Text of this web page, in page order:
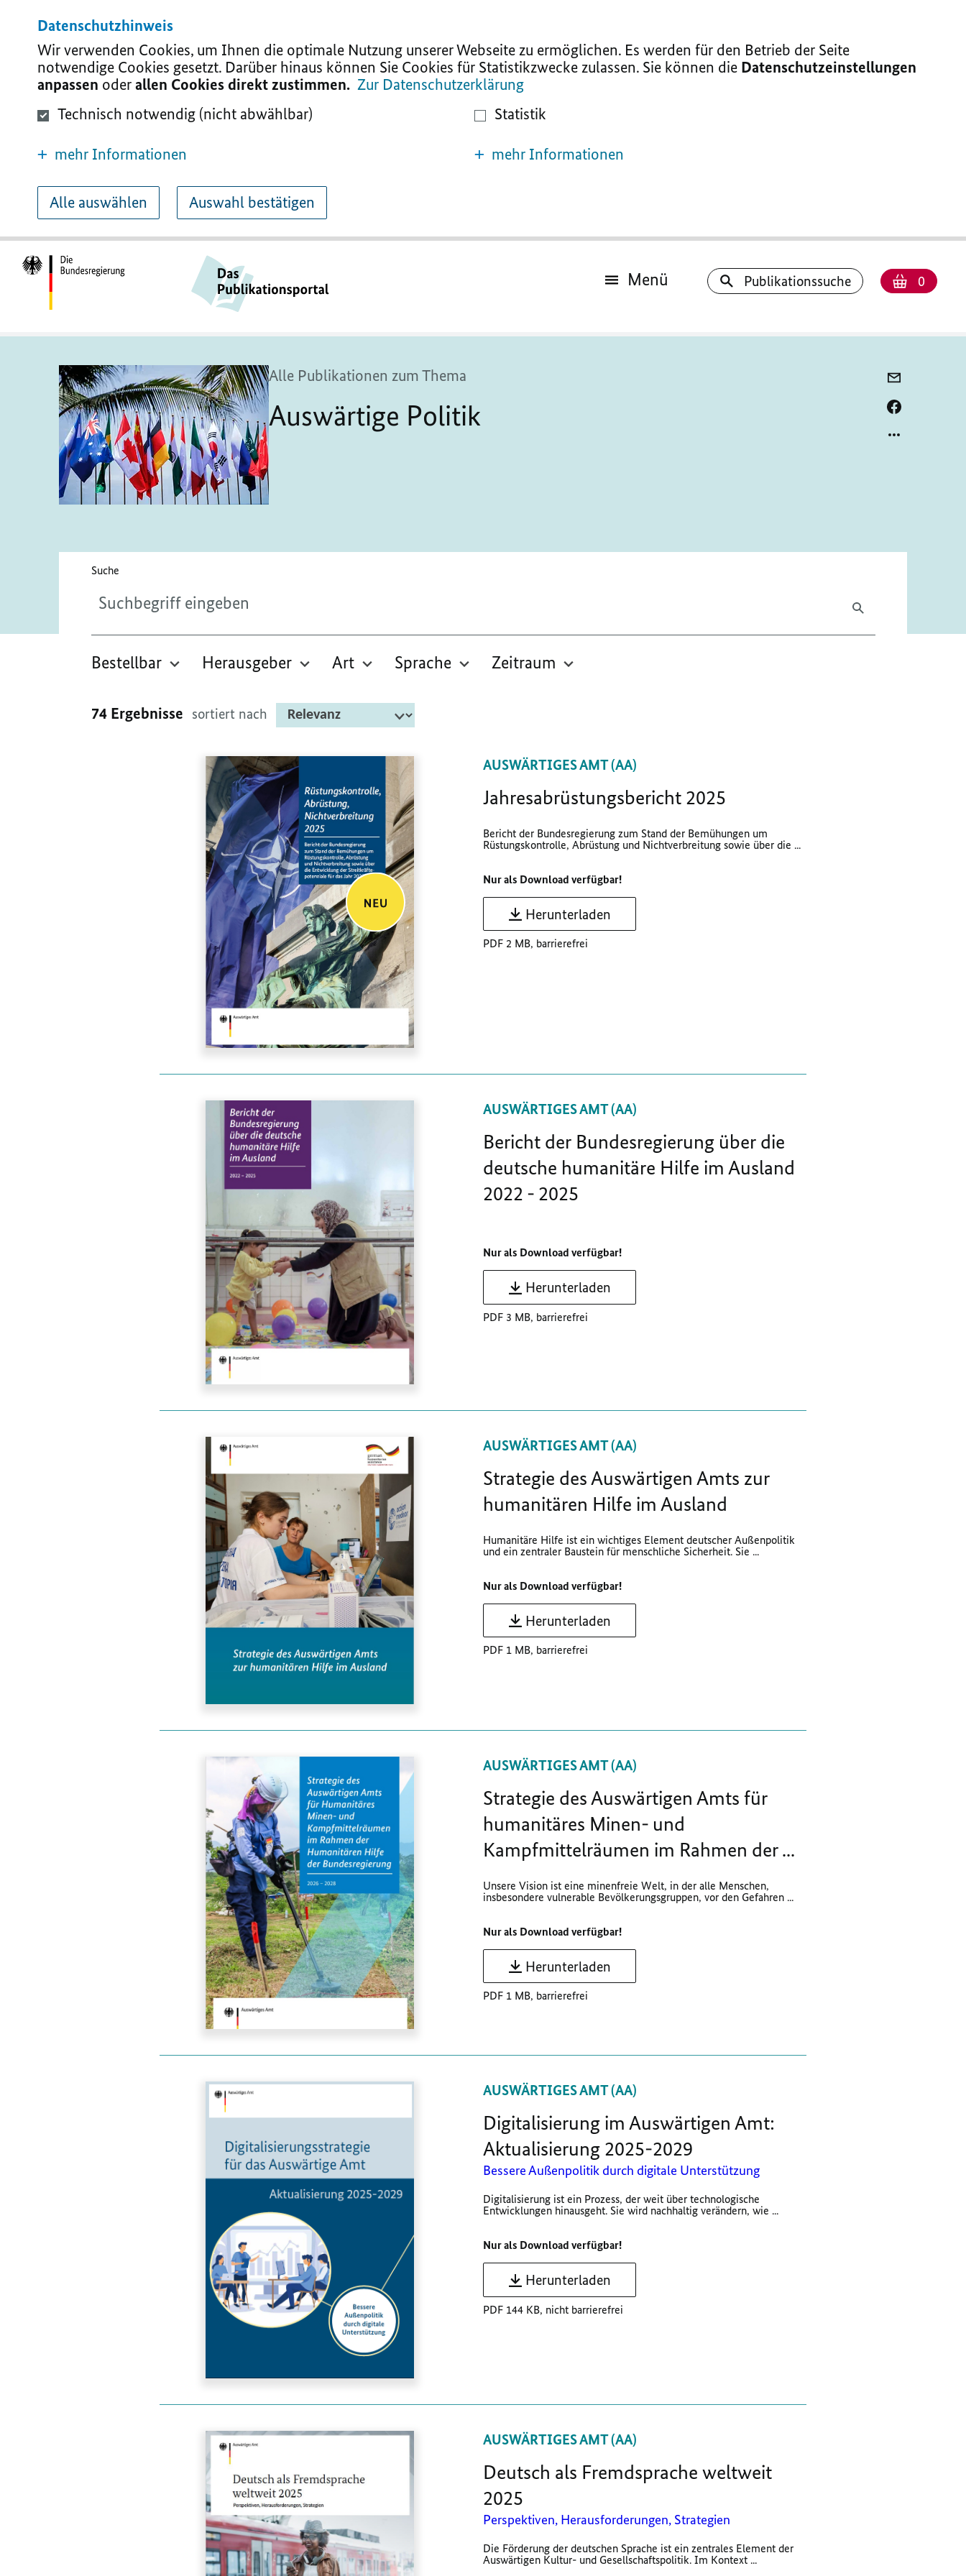
Datenschutzhinweis
Wir verwenden Cookies, um Ihnen die optimale Nutzung unserer Webseite zu ermöglichen. Es werden für den Betrieb der Seite
notwendige Cookies gesetzt. Darüber hinaus können Sie Cookies für Statistikzwecke zulassen. Sie können die Datenschutzeinstellungen
anpassen oderallen Cookies direkt zustimmen. Zur Datenschutzerklärung
Technisch notwendig (nicht abwählbar)
mehr Informationen
Statistik
mehr Informationen
Alle auswählen Auswahl bestätigen
Menü Publikationssuche Anzahl
0
Alle Publikationen zum Thema
Auswärtige Politik
Suche
Bestellbar Herausgeber Art Sprache Zeitraum
74 Ergebnisse sortiert nach
AUSWÄRTIGES AMT (AA)
Jahresabrüstungsbericht 2025
Bericht der Bundesregierung zum Stand der Bemühungen um
Rüstungskontrolle, Abrüstung und Nichtverbreitung sowie über die ...
Nur als Download verfügbar!
Herunterladen
PDF 2 MB, barrierefrei
AUSWÄRTIGES AMT (AA)
Bericht der Bundesregierung über die
deutsche humanitäre Hilfe im Ausland
2022 - 2025
Nur als Download verfügbar!
Herunterladen
PDF 3 MB, barrierefrei
AUSWÄRTIGES AMT (AA)
Strategie des Auswärtigen Amts zur
humanitären Hilfe im Ausland
Humanitäre Hilfe ist ein wichtiges Element deutscher Außenpolitik
und ein zentraler Baustein für menschliche Sicherheit. Sie ...
Nur als Download verfügbar!
Herunterladen
PDF 1 MB, barrierefrei
AUSWÄRTIGES AMT (AA)
Strategie des Auswärtigen Amts für
humanitäres Minen- und
Kampfmittelräumen im Rahmen der ...
Unsere Vision ist eine minenfreie Welt, in der alle Menschen,
insbesondere vulnerable Bevölkerungsgruppen, vor den Gefahren ...
Nur als Download verfügbar!
Herunterladen
PDF 1 MB, barrierefrei
AUSWÄRTIGES AMT (AA)
Digitalisierung im Auswärtigen Amt:
Aktualisierung 2025-2029
Bessere Außenpolitik durch digitale Unterstützung
Digitalisierung ist ein Prozess, der weit über technologische
Entwicklungen hinausgeht. Sie wird nachhaltig verändern, wie ...
Nur als Download verfügbar!
Herunterladen
PDF 144 KB, nicht barrierefrei
AUSWÄRTIGES AMT (AA)
Deutsch als Fremdsprache weltweit
2025
Perspektiven, Herausforderungen, Strategien
Die Förderung der deutschen Sprache ist ein zentrales Element der
Auswärtigen Kultur- und Gesellschaftspolitik. Im Kontext ...